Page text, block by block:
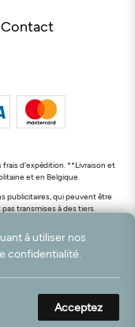
Contact
frais d'expédition. **Livraison et
et en Belgique.
publicitaires, qui peuvent être
transmises à des tiers.
à utiliser nos
confidentialité.
Acceptez